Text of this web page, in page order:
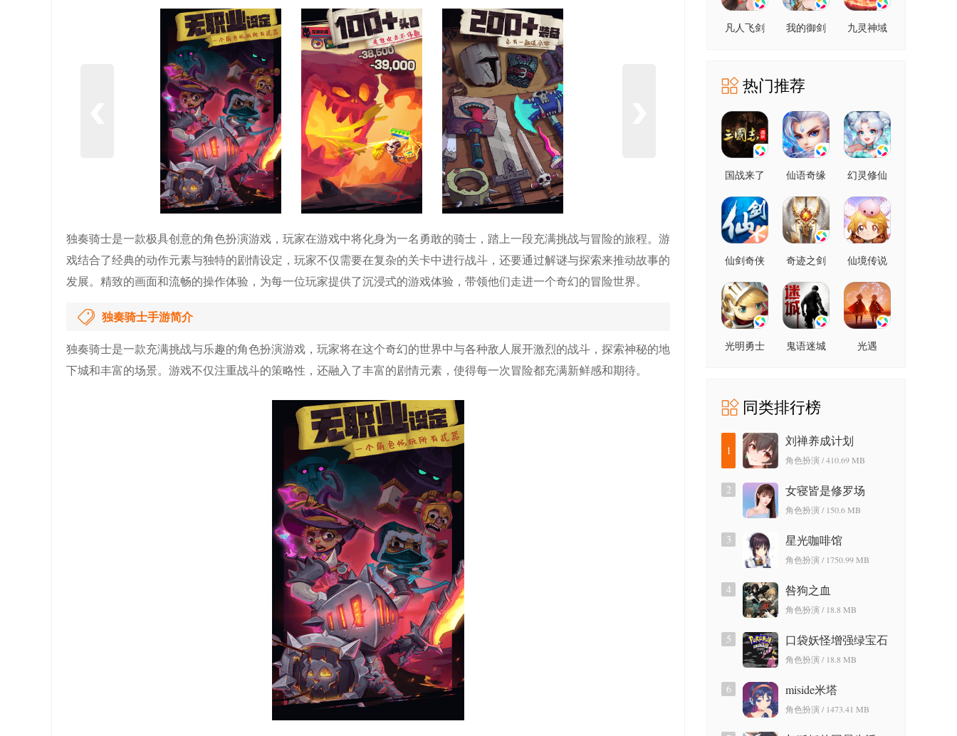
独奏骑士是一款极具创意的角色扮演游戏，玩家在游戏中将化身为一名勇敢的骑士，踏上一段充满挑战与冒险的旅程。游
戏结合了经典的动作元素与独特的剧情设定，玩家不仅需要在复杂的关卡中进行战斗，还要通过解谜与探索来推动故事的
发展。精致的画面和流畅的操作体验，为每一位玩家提供了沉浸式的游戏体验，带领他们走进一个奇幻的冒险世界。
独奏骑士手游简介
独奏骑士是一款充满挑战与乐趣的角色扮演游戏，玩家将在这个奇幻的世界中与各种敌人展开激烈的战斗，探索神秘的地
下城和丰富的场景。游戏不仅注重战斗的策略性，还融入了丰富的剧情元素，使得每一次冒险都充满新鲜感和期待。
凡人飞剑
我的御剑
九灵神域
热门推荐
国战来了 仙语奇缘
幻灵修仙
仙剑奇侠
奇迹之剑
仙境传说
光明勇士 鬼语迷城 光遇
同类排行榜
1
刘禅养成计划
角色扮演 / 410.69 MB
2 女寝皆是修罗场
角色扮演 / 150.6 MB
3 星光咖啡馆
角色扮演 / 1750.99 MB
4 咎狗之血
角色扮演 / 18.8 MB
5 口袋妖怪增强绿宝石
角色扮演 / 18.8 MB
6 miside米塔
角色扮演 / 1473.41 MB